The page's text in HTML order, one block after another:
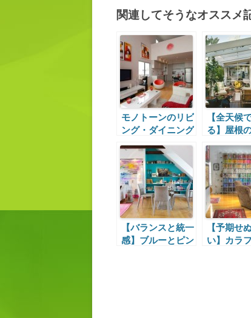
関連してそうなオススメ
モノトーンのリビ
ング・ダイニング
【全天候
る】屋根
ング
【バランスと統一
感】ブルーとピン
【予期せ
い】カラ